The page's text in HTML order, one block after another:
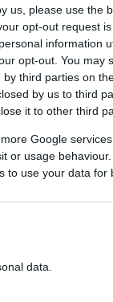
us, please use the
opt-out request
information
opt-out. You may
third parties on
by us to third
it to other third
Google
or usage
to use your data for
data.